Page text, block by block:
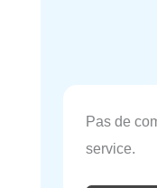
Pas de
service.